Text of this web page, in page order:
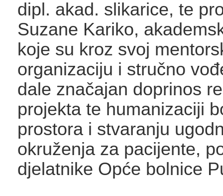
dipl. akad. slikarice, te
Suzane Kariko,
koje su kroz svoj
organizaciju i stručno
dale značajan doprinos
projekta te humanizaciji
prostora i stvaranju
okruženja za pacijente,
djelatnike Opće bolnice